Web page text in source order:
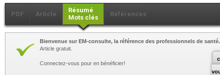
PDF Article
Résumé
Mots clés
Références
Bienvenue sur EM-consulte, la référence des professionnels de santé.
Article gratuit.
Connectez-vous pour en bénéficier!